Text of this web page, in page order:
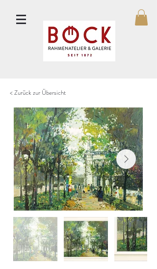
< Zurück zur Übersicht